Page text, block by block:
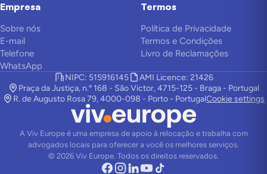
Empresa
Sobre nós
E-mail
Telefone
WhatsApp
Termos
Política de Privacidade
Termos e Condições
Livro de Reclamações
NIPC: 515916145
AMI Licence: 21426
Praça da Justiça, n.º 168 - São Victor, 4715-125 - Braga - Portugal
R. de Augusto Rosa 79, 4000-098 - Porto - PortugalCookie settings
A Viv Europe é uma empresa de apoio à relocação e trabalha com
advogados locais para oferecer a você os melhores serviços.
© 2026 Viv Europe. Todos os direitos reservados.